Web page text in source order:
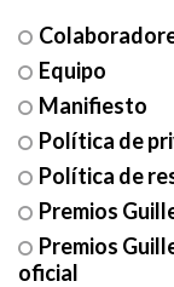
Equipo
Manifiesto
Política de
Política de
Premios
Premios
oficial